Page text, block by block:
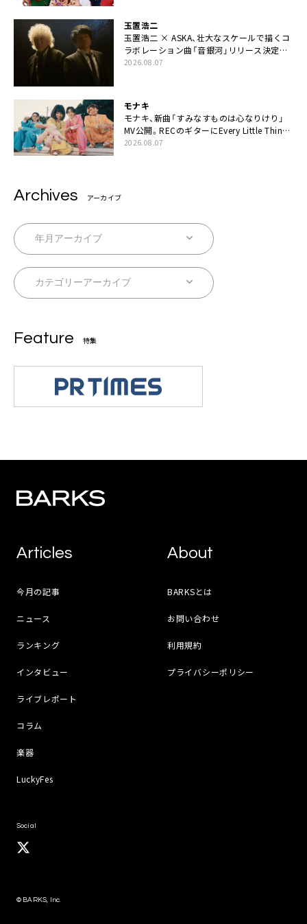
玉置浩二
玉置浩二 × ASKA、壮大なスケールで描くコ
ラボレーション曲「音銀河」リリース決定。
カップリングには新曲「命の宿り」収録も
2026.08.07
モナキ
モナキ、新曲「すみなすものは心なりけり」
MV公開。RECのギターにEvery Little Thing・
伊藤一朗参加も
2026.08.07
Archives アーカイブ
Feature 特集
Articles
今月の記事
ニュース
ランキング
インタビュー
ライブレポート
コラム
楽器
LuckyFes
About
BARKSとは
お問い合わせ
利用規約
プライバシーポリシー
Social
© BARKS, Inc.